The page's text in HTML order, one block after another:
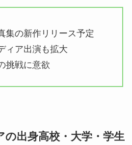
集の新作リリース予定
ィア出演も拡大
挑戦に意欲
の出身高校・大学・学生